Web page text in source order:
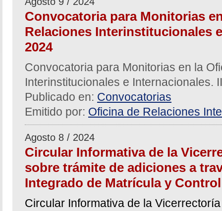
Convocatoria para Monitorias
Relaciones Interinstitucionales
2024
Convocatoria para Monitorias en la
Interinstitucionales e Internacionales.
Publicado en: Convocatorias
Emitido por: Oficina de Relaciones
Agosto 8 / 2024
Circular Informativa de la
sobre trámite de adiciones a
Integrado de Matrícula y
Circular Informativa de la